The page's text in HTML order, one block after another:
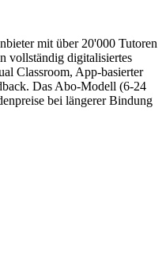
mit über 20'000 Tutoren
vollständig digitalisiertes
Classroom, App-basierter
Das Abo-Modell (6-24
bei längerer Bindung